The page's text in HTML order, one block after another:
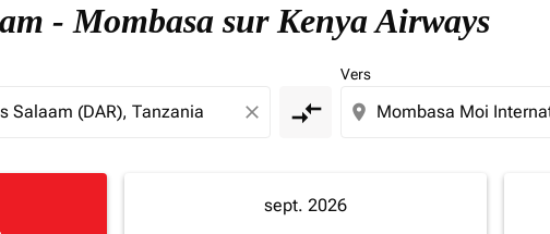
- Mombasa sur Kenya Airways
close compare_arrows
Vers
location_on
sept. 2026